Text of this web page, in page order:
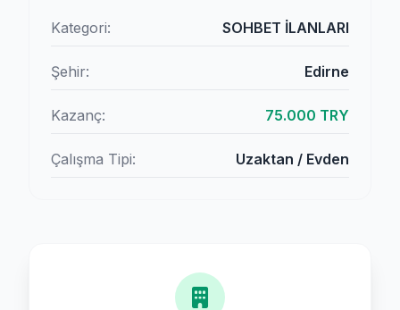
Kategori: SOHBET İLANLARI
Şehir: Edirne
Kazanç: 75.000 TRY
Çalışma Tipi: Uzaktan / Evden